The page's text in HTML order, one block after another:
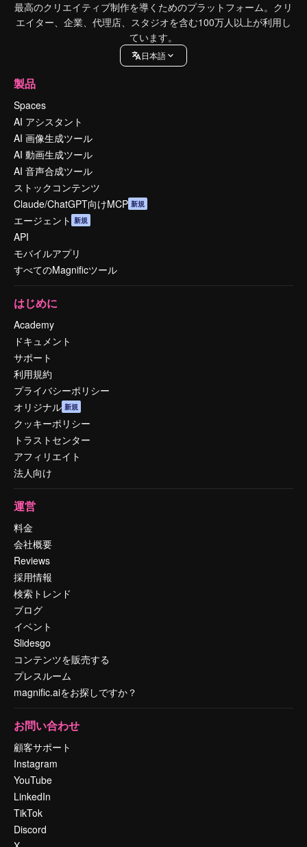
最高のクリエイティブ制作を導くためのプラットフォーム。クリ
エイター、企業、代理店、スタジオを含む100万人以上が利用し
ています。
日本語
製品
Spaces
AI アシスタント
AI 画像生成ツール
AI 動画生成ツール
AI 音声合成ツール
ストックコンテンツ
Claude/ChatGPT向けMCP 新規
エージェント 新規
API
モバイルアプリ
すべてのMagnificツール
はじめに
Academy
ドキュメント
サポート
利用規約
プライバシーポリシー
オリジナル 新規
クッキーポリシー
トラストセンター
アフィリエイト
法人向け
運営
料金
会社概要
Reviews
採用情報
検索トレンド
ブログ
イベント
Slidesgo
コンテンツを販売する
プレスルーム
magnific.aiをお探しですか？
お問い合わせ
顧客サポート
Instagram
YouTube
LinkedIn
TikTok
Discord